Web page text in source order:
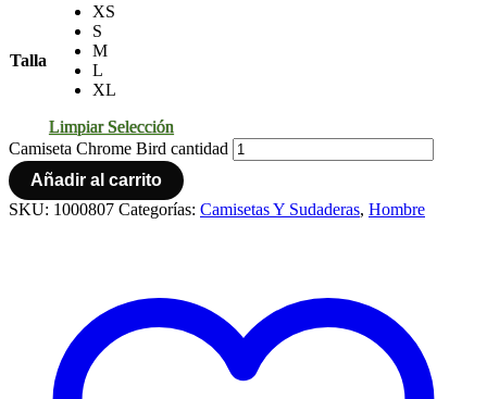
Talla
XS
S
M
L
XL
Limpiar Selección
Camiseta Chrome Bird cantidad
Añadir al carrito
SKU: 1000807 Categorías: Camisetas Y Sudaderas, Hombre